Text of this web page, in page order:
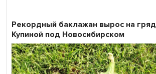
Рекордный баклажан вырос на
Купиной под Новосибирском